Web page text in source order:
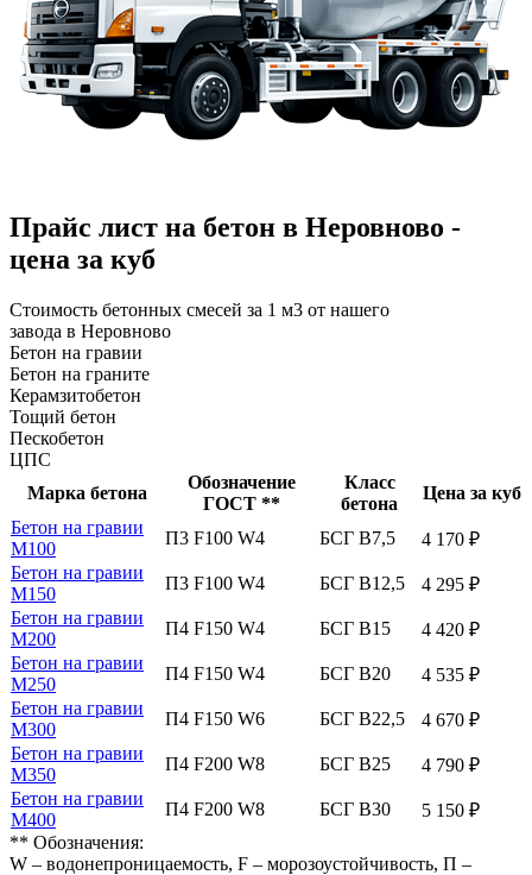
Прайс лист на бетон в Неровново -
цена за куб
Стоимость бетонных смесей за 1 м3 от нашего
завода в Неровново
Бетон на гравии
Бетон на граните
Керамзитобетон
Тощий бетон
Пескобетон
ЦПС
Марка бетона
Обозначение
ГОСТ **
Класс
бетона
Цена за куб
Бетон на гравии
М100
П3 F100 W4 БСГ В7,5
4 170 ₽
Бетон на гравии
М150
П3 F100 W4 БСГ В12,5
4 295 ₽
Бетон на гравии
М200
П4 F150 W4 БСГ В15
4 420 ₽
Бетон на гравии
М250
П4 F150 W4 БСГ В20
4 535 ₽
Бетон на гравии
М300
П4 F150 W6 БСГ В22,5
4 670 ₽
Бетон на гравии
М350
П4 F200 W8 БСГ В25
4 790 ₽
Бетон на гравии
М400
П4 F200 W8 БСГ В30
5 150 ₽
** Обозначения:
W – водонепроницаемость, F – морозоустойчивость, П –